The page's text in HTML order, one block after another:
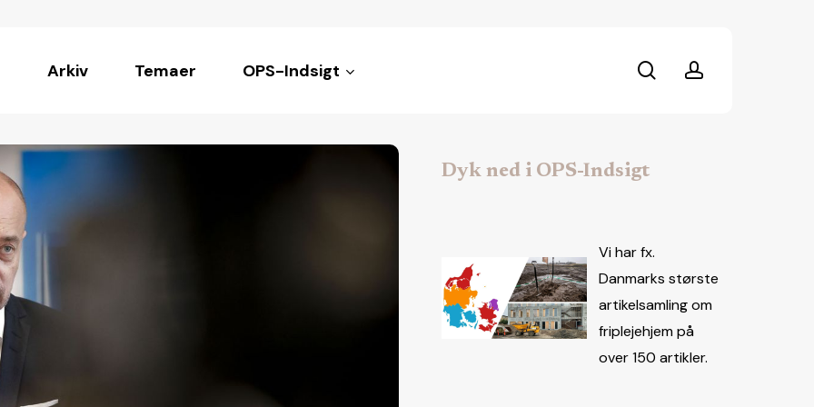
Arkiv Temaer OPS-Indsigt searchaccount
Dyk ned i OPS-Indsigt
Vi har fx.
Danmarks største
artikelsamling om
friplejehjem på
over 150 artikler.